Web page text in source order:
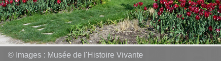
© Images : Musée de l'Histoire Vivante